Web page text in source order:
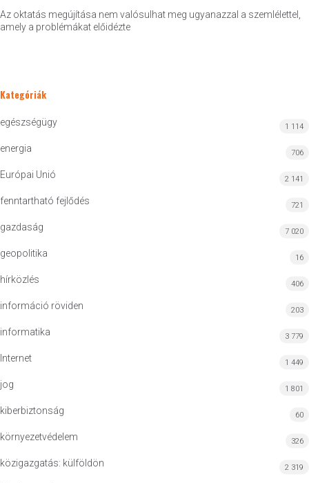
Az oktatás megújítása nem valósulhat meg ugyanazzal a szemlélettel,
amely a problémákat előidézte
Kategóriák
egészségügy 1 114
energia 706
Európai Unió 2 141
fenntartható fejlődés 721
gazdaság 7 020
geopolitika 16
hírközlés 406
információ röviden 203
informatika 3 779
Internet 1 449
jog 1 801
kiberbiztonság 60
környezetvédelem 326
közigazgatás: külföldön 2 319